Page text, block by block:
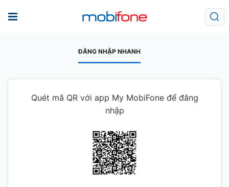
ĐĂNG NHẬP NHANH
Quét mã QR với app My MobiFone để đăng
nhập